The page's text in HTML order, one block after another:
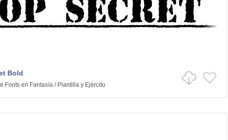
Bold
Fontsen Fantasía/ Plantilla y Ejército